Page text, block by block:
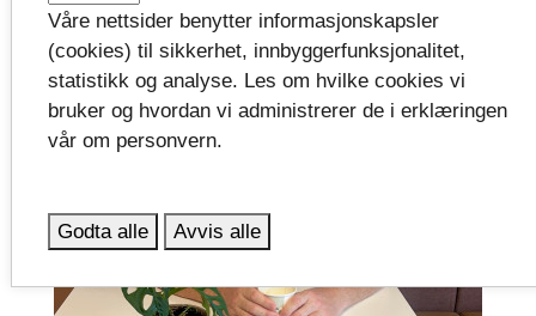
Våre nettsider benytter informasjonskapsler
(cookies) til sikkerhet, innbyggerfunksjonalitet,
statistikk og analyse. Les om hvilke cookies vi
bruker og hvordan vi administrerer de i erklæringen
vår om personvern.
Godta alle Avvis alle